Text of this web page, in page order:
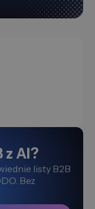
z AI?
listy B2B
Bez